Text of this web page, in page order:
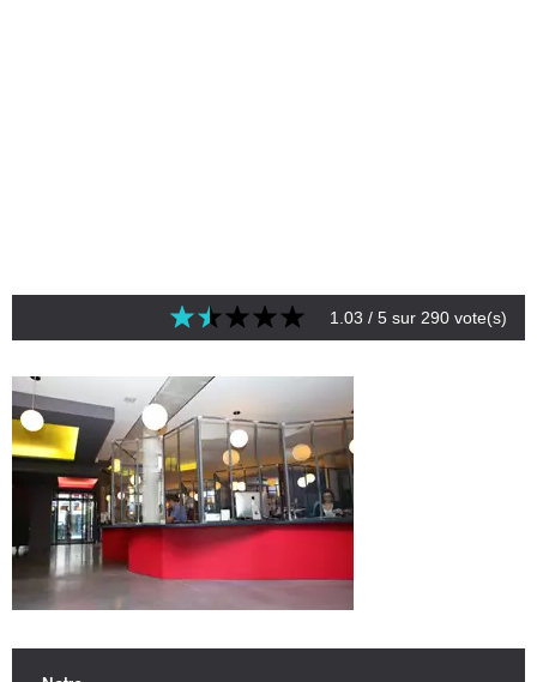
1.03 / 5 sur 290 vote(s)